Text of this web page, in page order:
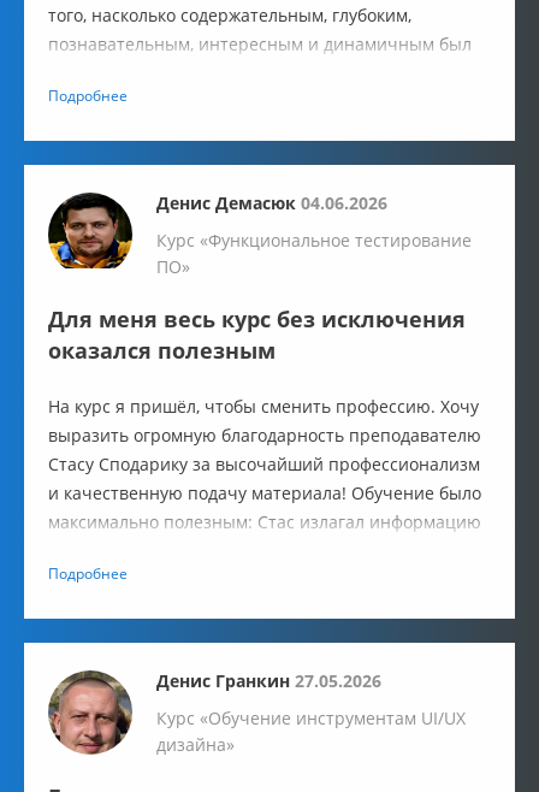
того, насколько содержательным, глубоким,
познавательным, интересным и динамичным был
превзошел все мои ожидания!!!
Подробнее
Денис Демасюк 04.06.2026
Курс «Функциональное тестирование
ПО»
Для меня весь курс без исключения
оказался полезным
На курс я пришёл, чтобы сменить профессию. Хочу
выразить огромную благодарность преподавателю
Стасу Сподарику за высочайший профессионализм
и качественную подачу материала! Обучение было
максимально полезным: Стас излагал информацию
объяснял даже самые сложные темы.
Подробнее
Денис Гранкин 27.05.2026
Курс «Обучение инструментам UI/UX
дизайна»